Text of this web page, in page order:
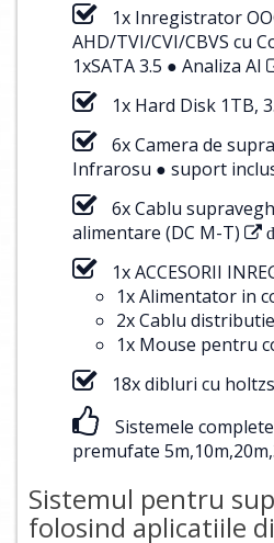
1x Inregistrator
AHD/TVI/CVI/CBVS cu
1xSATA 3.5 ● Analiza AI
1x Hard Disk 1TB,
6x Camera de
Infrarosu ● suport
6x Cablu
alimentare (DC M-T)
1x ACCESORII
1x Alimentator in
2x Cablu
1x Mouse pentru
18x dibluri cu
Sistemele
premufate
Sistemul pentru
folosind aplicatiile